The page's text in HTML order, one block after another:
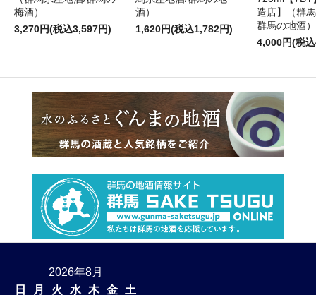
梅酒）
3,270円(税込3,597円)
酒）
1,620円(税込1,782円)
造店】（群
群馬の地酒）
4,000円(税
2026年8月
日
月 火 水 木 金
土